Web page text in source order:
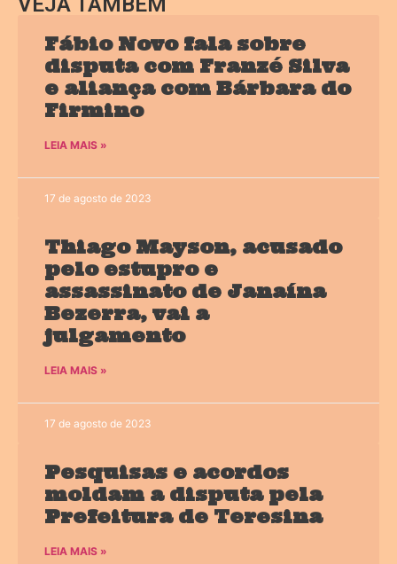
Fábio Novo fala sobre
disputa com Franzé Silva
e aliança com Bárbara do
Firmino
LEIA MAIS »
17 de agosto de 2023
Thiago Mayson, acusado
pelo estupro e
assassinato de Janaína
Bezerra, vai a
julgamento
LEIA MAIS »
17 de agosto de 2023
Pesquisas e acordos
moldam a disputa pela
Prefeitura de Teresina
LEIA MAIS »